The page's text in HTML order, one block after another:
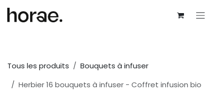
Tous les produits
Bouquets à infuser
Herbier 16 bouquets à infuser - Coffret infusion bio